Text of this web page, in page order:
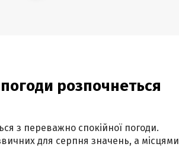
розпочнеться
з переважно спокійної погоди.
для серпня значень, а місцями